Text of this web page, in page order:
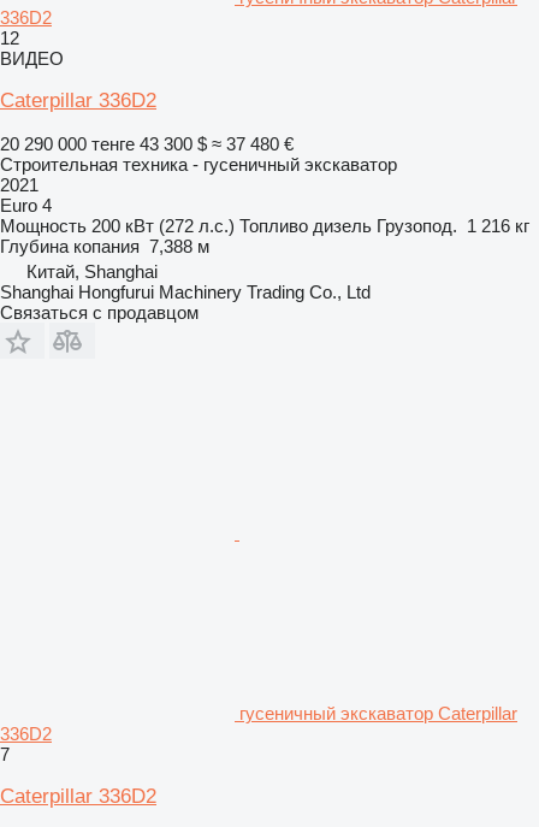
336D2
12
ВИДЕО
Caterpillar 336D2
20 290 000 тенге 43 300 $ ≈ 37 480 €
Строительная техника - гусеничный экскаватор
2021
Euro 4
Мощность 200 кВт (272 л.с.) Топливо дизель Грузопод. 1 216 кг
Глубина копания 7,388 м
Китай, Shanghai
Shanghai Hongfurui Machinery Trading Co., Ltd
Связаться с продавцом
гусеничный экскаватор Caterpillar
336D2
7
Caterpillar 336D2